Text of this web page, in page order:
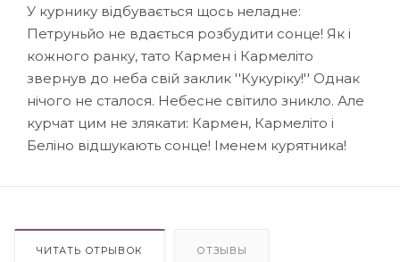
У курнику відбувається щось неладне:
Петруньйо не вдається розбудити сонце! Як і
кожного ранку, тато Кармен і Кармеліто
звернув до неба свій заклик ''Кукуріку!'' Однак
нічого не сталося. Небесне світило зникло. Але
курчат цим не злякати: Кармен, Кармеліто і
Беліно відшукають сонце! Іменем курятника!
ЧИТАТЬ ОТРЫВОК ОТЗЫВЫ